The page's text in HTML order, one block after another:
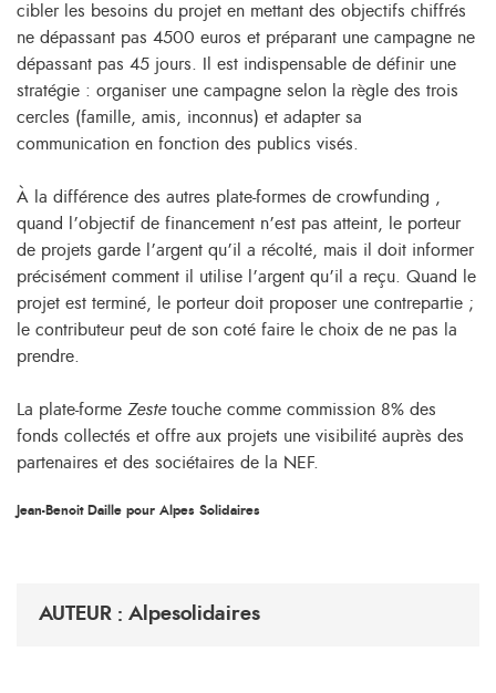
cibler les besoins du projet en mettant des objectifs chiffrés
ne dépassant pas 4500 euros et préparant une campagne ne
dépassant pas 45 jours. Il est indispensable de définir une
stratégie : organiser une campagne selon la règle des trois
cercles (famille, amis, inconnus) et adapter sa
communication en fonction des publics visés.
À la différence des autres plate-formes de crowfunding ,
quand l’objectif de financement n’est pas atteint, le porteur
de projets garde l’argent qu’il a récolté, mais il doit informer
précisément comment il utilise l’argent qu’il a reçu. Quand le
projet est terminé, le porteur doit proposer une contrepartie ;
le contributeur peut de son coté faire le choix de ne pas la
prendre.
La plate-forme Zestetouche comme commission 8% des
fonds collectés et offre aux projets une visibilité auprès des
partenaires et des sociétaires de la NEF.
Jean-Benoit Daille pour Alpes Solidaires
AUTEUR : Alpesolidaires